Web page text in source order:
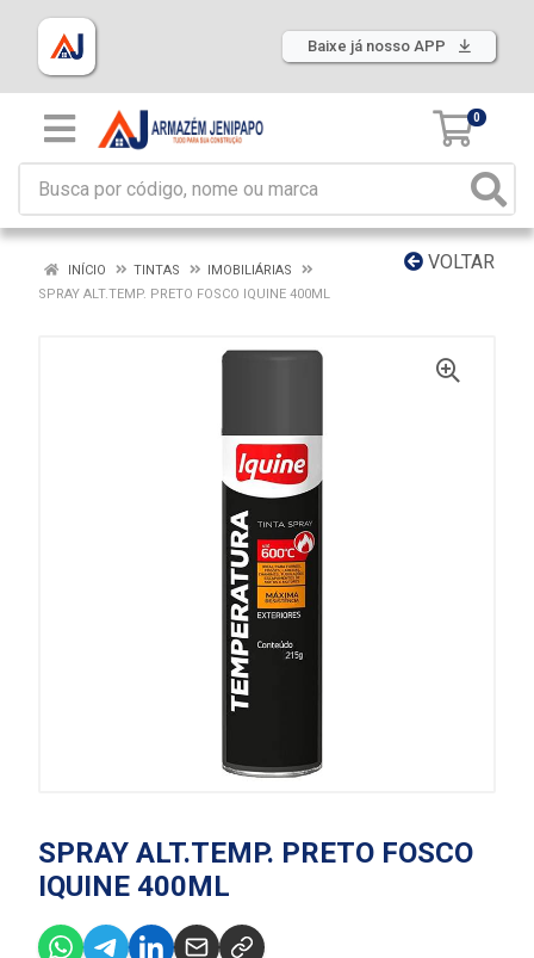
Baixe já nosso APP
0
VOLTAR
INÍCIO TINTAS
IMOBILIÁRIAS
SPRAY ALT.TEMP. PRETO FOSCO IQUINE 400ML
SPRAY ALT.TEMP. PRETO FOSCO
IQUINE 400ML